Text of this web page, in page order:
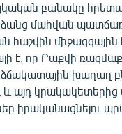
բանակը
մահվան պատճառ,
միջազգային
է, որ Բաքվի
խաղաղ
և այդ
իրականացնելու